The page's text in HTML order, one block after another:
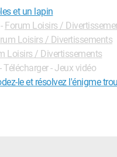
et un lapin
- Forum Loisirs /
Loisirs / Divertissements
Loisirs / Divertissements
- Télécharger - Jeux vidéo
le et résolvez l'énigme